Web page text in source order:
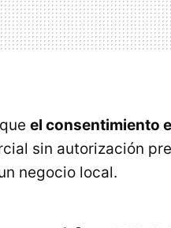
el consentimiento
sin autorización
negocio local.